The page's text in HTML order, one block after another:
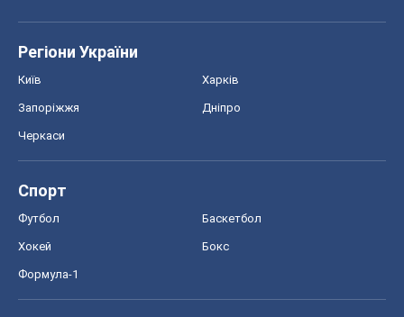
Регіони України
Київ Харків
Запоріжжя Дніпро
Черкаси
Спорт
Футбол Баскетбол
Хокей Бокс
Формула-1